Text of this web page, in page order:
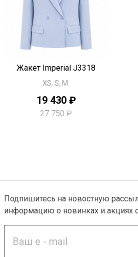
Быстрый просмотр
Жакет Imperial J3318
XS, S, M
19 430 ₽
27 750 ₽
Подпишитесь на новостную
информацию о новинках и